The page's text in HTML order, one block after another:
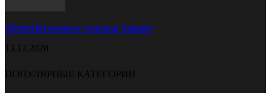
Chevrolet обновил спорткар Camaro
13.12.2020
ПОПУЛЯРНЫЕ КАТЕГОРИИ